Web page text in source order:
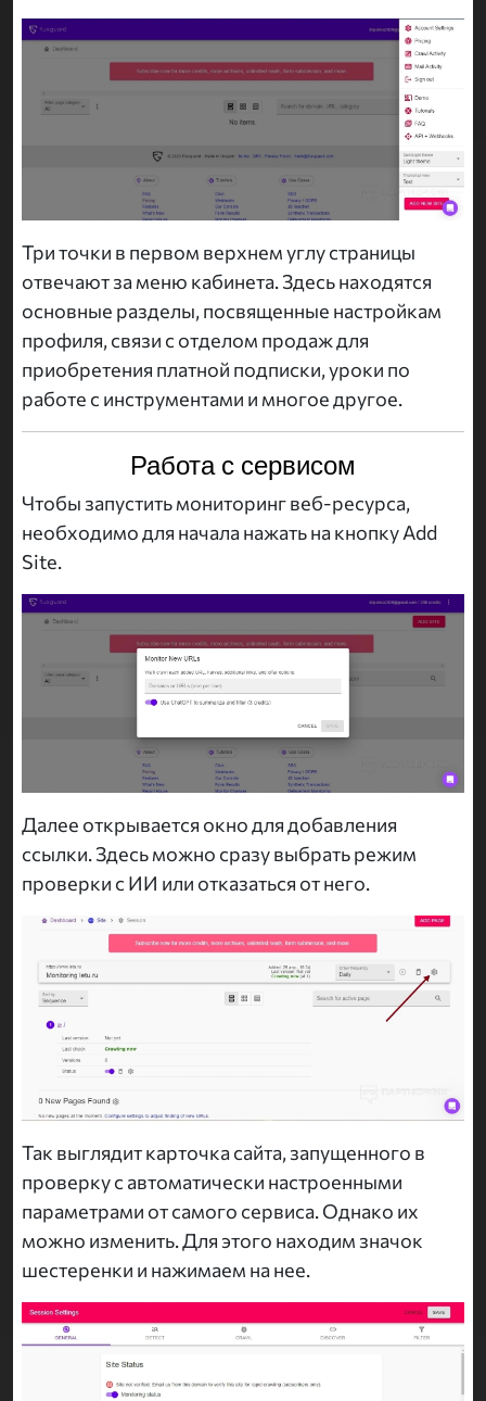
Три точки в первом верхнем углу страницы
отвечают за меню кабинета. Здесь находятся
основные разделы, посвященные настройкам
профиля, связи с отделом продаж для
приобретения платной подписки, уроки по
работе с инструментами и многое другое.
Работа с сервисом
Чтобы запустить мониторинг веб-ресурса,
необходимо для начала нажать на кнопку Add
Site.
Далее открывается окно для добавления
ссылки. Здесь можно сразу выбрать режим
проверки с ИИ или отказаться от него.
Так выглядит карточка сайта, запущенного в
проверку с автоматически настроенными
параметрами от самого сервиса. Однако их
можно изменить. Для этого находим значок
шестеренки и нажимаем на нее.